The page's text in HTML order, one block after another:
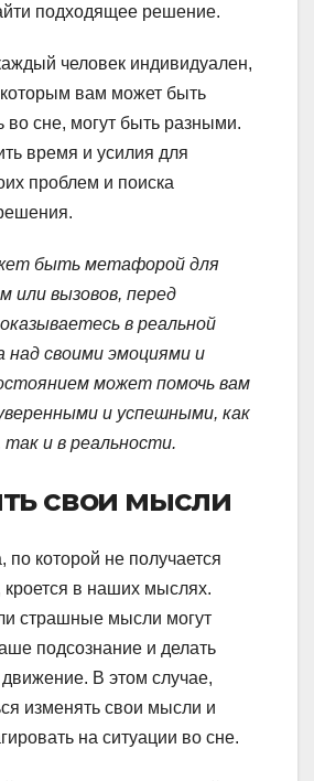
подходящее решение.
человек индивидуален,
вам может быть
во сне, могут быть разными.
время и усилия для
проблем и поиска
быть метафорой для
или вызовов, перед
в реальной
над своими эмоциями и
может помочь вам
и успешными, как
так и в реальности.
свои мысли
по которой не получается
кроется в наших мыслях.
страшные мысли могут
подсознание и делать
В этом случае,
изменять свои мысли и
на ситуации во сне.